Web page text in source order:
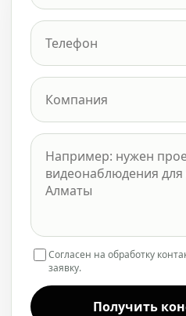
Согласен на обработку
заявку.
Получить